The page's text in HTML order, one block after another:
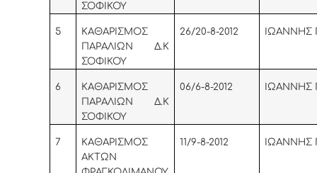
ΣΟΦΙΚΟΥ
5
KAΘΑΡΙΣΜΟΣ
ΠΑΡΑΛΙΩΝ Δ.Κ
ΣΟΦΙΚΟΥ
26/20-8-2012
6
KAΘΑΡΙΣΜΟΣ
ΠΑΡΑΛΙΩΝ Δ.Κ
ΣΟΦΙΚΟΥ
06/6-8-2012
7
KAΘΑΡΙΣΜΟΣ
ΑΚΤΩΝ
11/9-8-2012